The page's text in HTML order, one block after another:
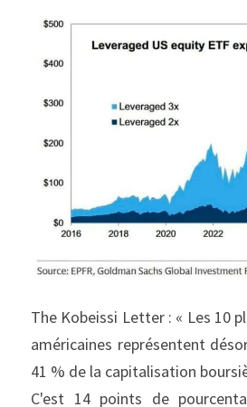
The Kobeissi Letter : « Les 10
américaines représentent
41 % de la capitalisation
C'est 14 points de